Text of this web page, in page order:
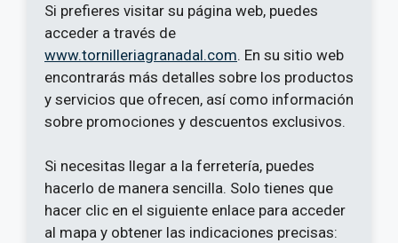
Si prefieres visitar su página web, puedes
acceder a través de
www.tornilleriagranadal.com. En su sitio web
encontrarás más detalles sobre los productos
y servicios que ofrecen, así como información
sobre promociones y descuentos exclusivos.
Si necesitas llegar a la ferretería, puedes
hacerlo de manera sencilla. Solo tienes que
hacer clic en el siguiente enlace para acceder
al mapa y obtener las indicaciones precisas: